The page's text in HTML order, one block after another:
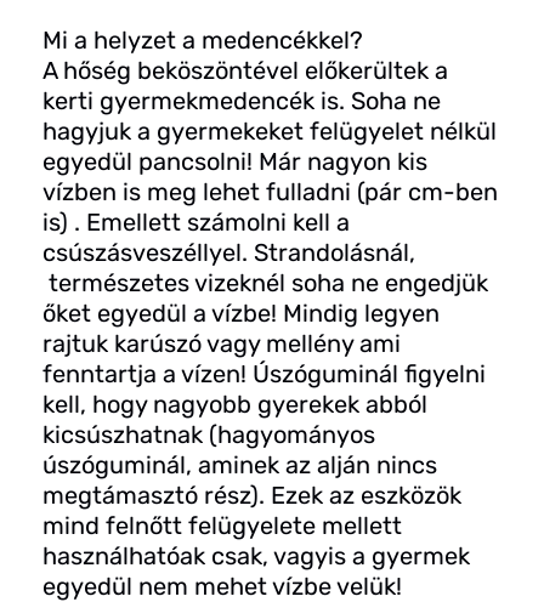
Mi a helyzet a medencékkel?
A hőség beköszöntével előkerültek a
kerti gyermekmedencék is. Soha ne
hagyjuk a gyermekeket felügyelet nélkül
egyedül pancsolni! Már nagyon kis
vízben is meg lehet fulladni (pár cm-ben
is) . Emellett számolni kell a
csúszásveszéllyel. Strandolásnál,
természetes vizeknél soha ne engedjük
őket egyedül a vízbe! Mindig legyen
rajtuk karúszó vagy mellény ami
fenntartja a vízen! Úszóguminál figyelni
kell, hogy nagyobb gyerekek abból
kicsúszhatnak (hagyományos
úszóguminál, aminek az alján nincs
megtámasztó rész). Ezek az eszközök
mind felnőtt felügyelete mellett
használhatóak csak, vagyis a gyermek
egyedül nem mehet vízbe velük!